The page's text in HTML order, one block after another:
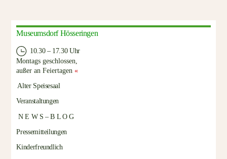
Museumsdorf Hösseringen
10.30 – 17.30 Uhr
Montags geschlossen,
außer an Feiertagen«
Alter Speisesaal
Veranstaltungen
N E W S – B L O G
Pressemitteilungen
Kinderfreundlich